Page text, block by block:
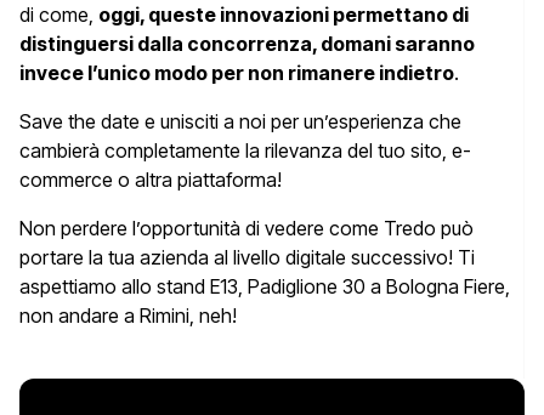
di come, oggi, queste innovazioni permettano di
distinguersi dalla concorrenza, domani saranno
invece l’unico modo per non rimanere indietro.
Save the date e unisciti a noi per un’esperienza che
cambierà completamente la rilevanza del tuo sito, e-
commerce o altra piattaforma!
Non perdere l’opportunità di vedere come Tredo può
portare la tua azienda al livello digitale successivo! Ti
aspettiamo allo stand E13, Padiglione 30 a Bologna Fiere,
non andare a Rimini, neh!